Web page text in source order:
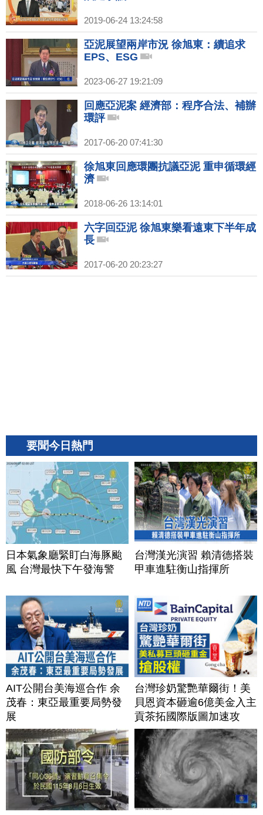
2019-06-24 13:24:58
亞泥展望兩岸市況 徐旭東：續追求
EPS、ESG
2023-06-27 19:21:09
回應亞泥案 經濟部：程序合法、補辦
環評
2017-06-20 07:41:30
徐旭東回應環團抗議亞泥 重申循環經
濟
2018-06-26 13:14:01
六字回亞泥 徐旭東樂看遠東下半年成
長
2017-06-20 20:23:27
要聞今日熱門
日本氣象廳緊盯白海豚颱
風 台灣最快下午發海警
台灣漢光演習 賴清德搭裝
甲車進駐衡山指揮所
AIT公開台美海巡合作 余
茂春：東亞最重要局勢發
展
台灣珍奶驚艷華爾街！美
貝恩資本砸逾6億美金入主
貢茶拓國際版圖加速攻
美？｜#財經新聞｜
20260806(四)